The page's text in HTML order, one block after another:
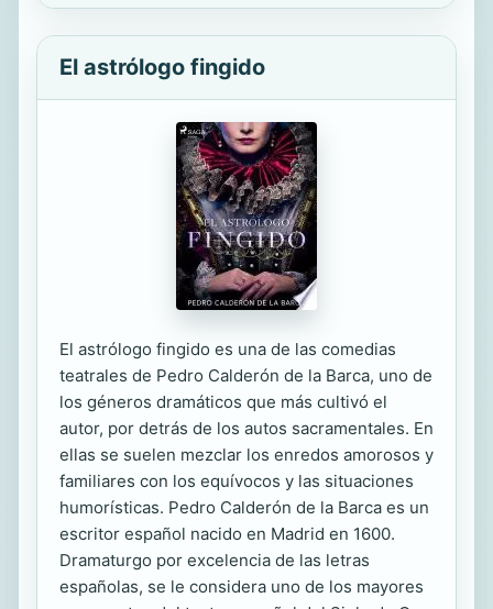
El astrólogo fingido
El astrólogo fingido es una de las comedias
teatrales de Pedro Calderón de la Barca, uno de
los géneros dramáticos que más cultivó el
autor, por detrás de los autos sacramentales. En
ellas se suelen mezclar los enredos amorosos y
familiares con los equívocos y las situaciones
humorísticas. Pedro Calderón de la Barca es un
escritor español nacido en Madrid en 1600.
Dramaturgo por excelencia de las letras
españolas, se le considera uno de los mayores